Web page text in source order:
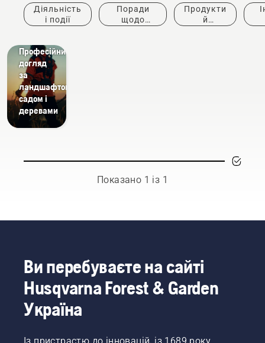
Діяльність
і події
Поради
щодо
Продукти
й
Професійний
догляд
за
ландшафтом,
садом і
деревами
Показано 1 із 1
Ви перебуваєте на сайті
Husqvarna Forest & Garden
Україна